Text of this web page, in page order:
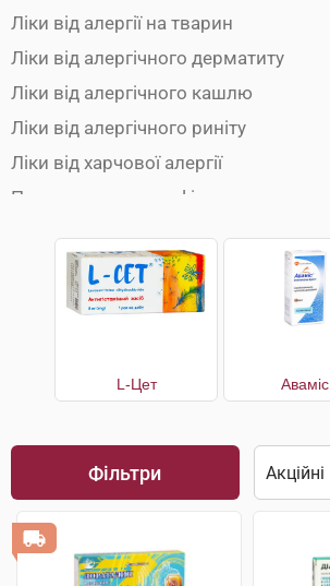
Ліки від алергії на тварин
Ліки від алергічного дерматиту
Ліки від алергічного кашлю
Ліки від алергічного риніту
Ліки від харчової алергії
Препарати при анафілактичному
L-Цет Аваміс
Фільтри